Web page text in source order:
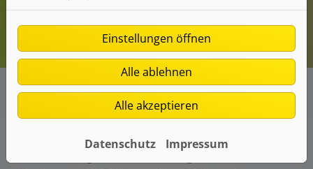
Nachhaltige Wärme im ganzen Haus
Einstellungen öffnen
Alle ablehnen
Alle akzeptieren
Datenschutz Impressum